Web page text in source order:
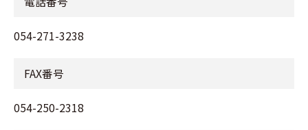
054-271-3238
FAX番号
054-250-2318